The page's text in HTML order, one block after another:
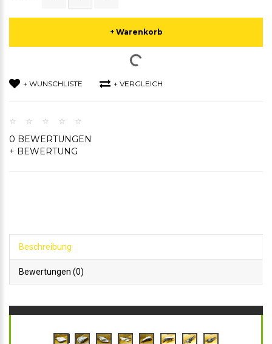
+ Warenkorb
+ WUNSCHLISTE + VERGLEICH
0 BEWERTUNGEN
+ BEWERTUNG
Beschreibung
Bewertungen (0)